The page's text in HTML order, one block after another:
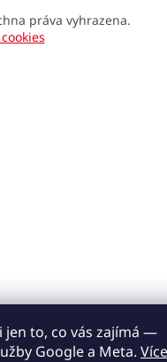
jen to, co vás zajímá —
Google a Meta. Více
práva vyhrazena.